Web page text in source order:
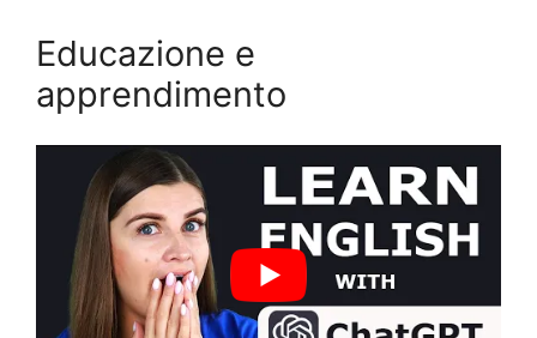
Educazione e
apprendimento